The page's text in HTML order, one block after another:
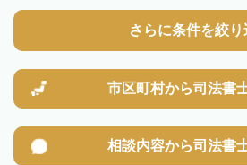
さらに条件を絞り
市区町村から司法書
相談内容から司法書